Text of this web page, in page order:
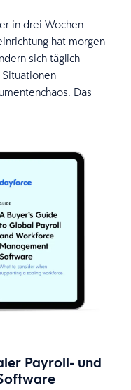
in drei Wochen
hat morgen
sich täglich
Das
Payroll- und